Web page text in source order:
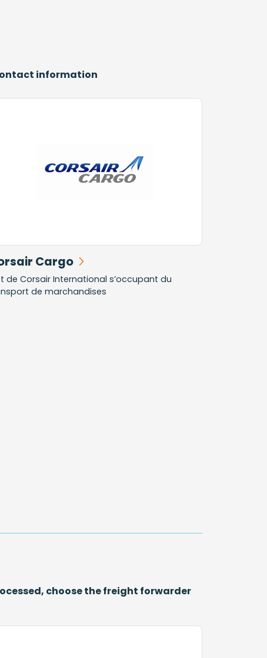
information
Cargo
de Corsair International s’occupant du
de marchandises
choose the freight forwarder